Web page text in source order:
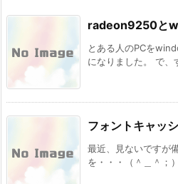
radeon9250と
とある人のPCを
になりました。 で、
フォントキャッ
最近、見ないですが
を・・・（＾＿＾；